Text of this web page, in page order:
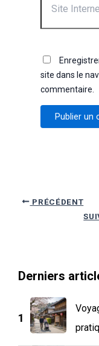
Internet
site dans le
commentaire.
NavigationPRÉCÉDENT
Derniers
1